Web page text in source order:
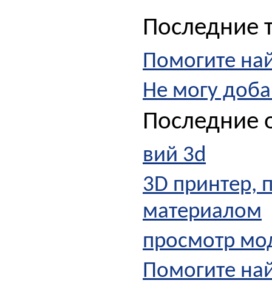
Последние
Помогите
Не могу
Последние
вий 3d
3D
материалом
просмотр
Помогите